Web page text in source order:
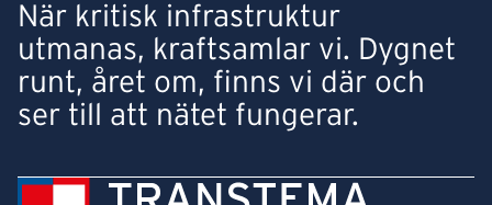
När kritisk infrastruktur
utmanas, kraftsamlar vi. Dygnet
runt, året om, finns vi där och
ser till att nätet fungerar.